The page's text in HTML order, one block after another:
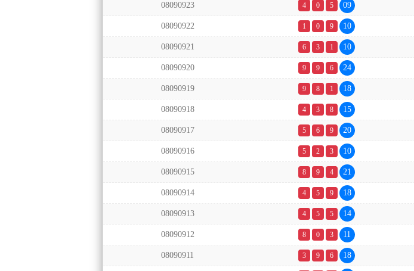
08090923 4 0 5 09
08090922 1 0 9 10
08090921 6 3 1 10
08090920 9 9 6 24
08090919 9 8 1 18
08090918 4 3 8 15
08090917 5 6 9 20
08090916 5 2 3 10
08090915 8 9 4 21
08090914 4 5 9 18
08090913 4 5 5 14
08090912 8 0 3 11
08090911 3 9 6 18